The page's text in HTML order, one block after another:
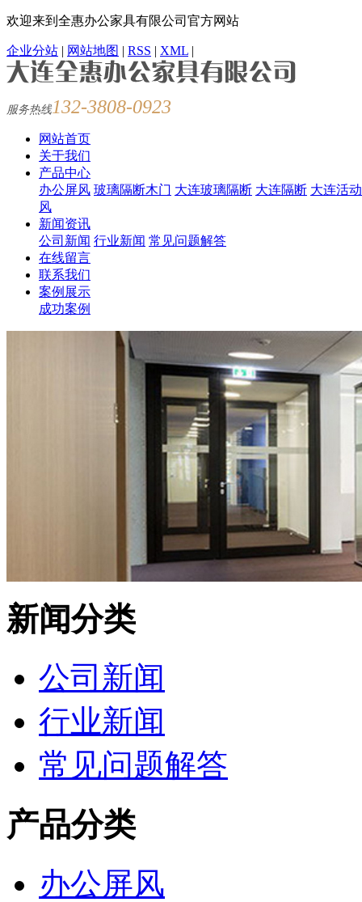
欢迎来到全惠办公家具有限公司官方网站
企业分站 | 网站地图 | RSS | XML |
服务热线 132-3808-0923
网站首页
关于我们
产品中心
办公屏风 玻璃隔断木门 大连玻璃隔断 大连隔断 大连活
风
新闻资讯
公司新闻 行业新闻 常见问题解答
在线留言
联系我们
案例展示
成功案例
新闻分类
公司新闻
行业新闻
常见问题解答
产品分类
办公屏风